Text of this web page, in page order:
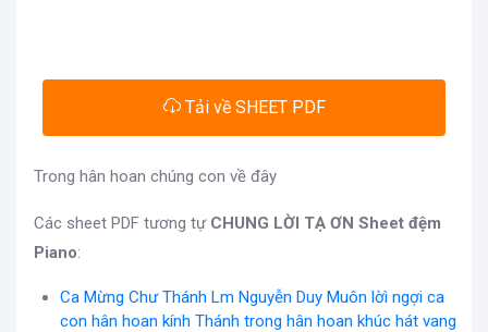
Tải về SHEET PDF
Trong hân hoan chúng con về đây
Các sheet PDF tương tự CHUNG LỜI TẠ ƠN Sheet đệm
Piano:
Ca Mừng Chư Thánh Lm Nguyễn Duy Muôn lờì ngợi ca
con hân hoan kính Thánh trong hân hoan khúc hát vang